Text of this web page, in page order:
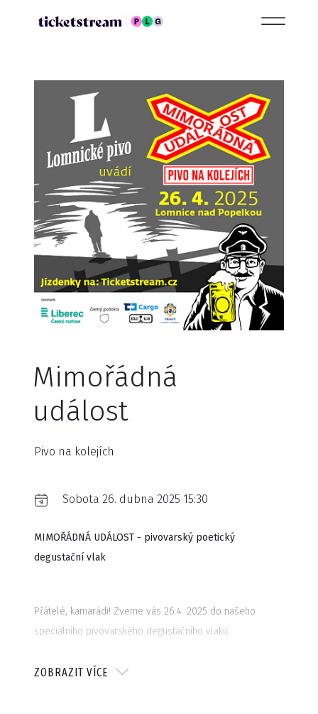
Mimořádná
událost
Pivo na kolejích
Sobota 26. dubna 2025 15:30
MIMOŘÁDNÁ UDÁLOST - pivovarský poetický
degustační vlak
Přátelé, kamarádi! Zveme vás 26.4. 2025 do našeho
speciálního pivovarského degustačního vlaku.
ZOBRAZIT VÍCE